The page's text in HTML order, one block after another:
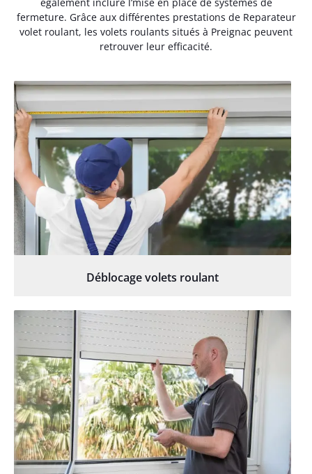
fermeture. Grâce aux différentes prestations de Reparateur
volet roulant, les volets roulants situés à Preignac peuvent
retrouver leur efficacité.
Déblocage volets roulant